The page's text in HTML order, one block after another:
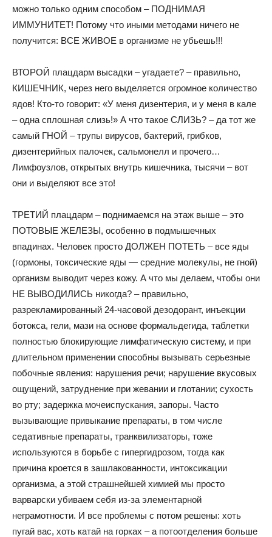
можно только одним способом – ПОДНИМАЯ
ИММУНИТЕТ! Потому что иными методами ничего не
получится: ВСЕ ЖИВОЕ в организме не убьешь!!!
ВТОРОЙ плацдарм высадки – угадаете? – правильно,
КИШЕЧНИК, через него выделяется огромное количество
ядов! Кто-то говорит: «У меня дизентерия, и у меня в кале
– одна сплошная слизь!» А что такое СЛИЗЬ? – да тот же
самый ГНОЙ – трупы вирусов, бактерий, грибков,
дизентерийных палочек, сальмонелл и прочего…
Лимфоузлов, открытых внутрь кишечника, тысячи – вот
они и выделяют все это!
ТРЕТИЙ плацдарм – поднимаемся на этаж выше – это
ПОТОВЫЕ ЖЕЛЕЗЫ, особенно в подмышечных
впадинах. Человек просто ДОЛЖЕН ПОТЕТЬ – все яды
(гормоны, токсические яды — средние молекулы, не гной)
организм выводит через кожу. А что мы делаем, чтобы они
НЕ ВЫВОДИЛИСЬ никогда? – правильно,
разрекламированный 24-часовой дезодорант, инъекции
ботокса, гели, мази на основе формальдегида, таблетки
полностью блокирующие лимфатическую систему, и при
длительном применении способны вызывать серьезные
побочные явления: нарушения речи; нарушение вкусовых
ощущений, затруднение при жевании и глотании; сухость
во рту; задержка мочеиспускания, запоры. Часто
вызывающие привыкание препараты, в том числе
седативные препараты, транквилизаторы, тоже
используются в борьбе с гипергидрозом, тогда как
причина кроется в зашлакованности, интоксикации
организма, а этой страшнейшей химией мы просто
варварски убиваем себя из-за элементарной
неграмотности. И все проблемы с потом решены: хоть
пугай вас, хоть катай на горках – а потоотделения больше